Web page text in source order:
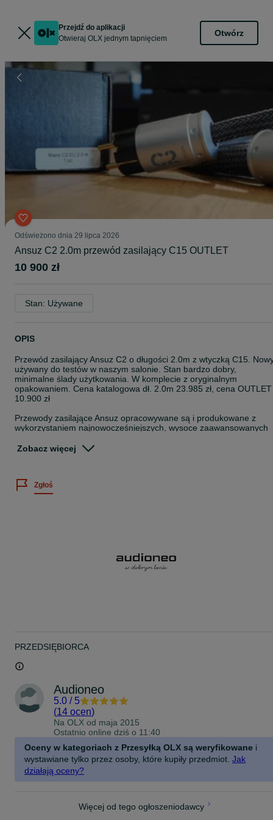
Przejdź do aplikacji
Otwieraj OLX jednym tapnięciem
Otwórz
Odświeżono dnia 29 lipca 2026
Ansuz C2 2.0m przewód zasilający C15 OUTLET
10 900 zł
Stan: Używane
OPIS
Przewód zasilający Ansuz C2 o długości 2.0m z wtyczką C15.
używany do testów w naszym salonie. Stan bardzo dobry,
minimalne ślady użytkowania. W komplecie z oryginalnym
opakowaniem. Cena katalogowa dł. 2.0m 23.985 zł, cena OUTLET
10.900 zł
Przewody zasilające Ansuz opracowywane są i produkowane z
wykorzystaniem najnowocześniejszych, wysoce zaawansowanych
uwalnia w nagraniach brzmienie zgodne z intencjami artysty. Aby to
zaimplementowane w niej technologie służące do osiągnięcia tych
celów, co przekłada się na zauważalny wzrost przejrzystości,
wykonano są z anodowanego aluminium. Dekorację stanowi
audio.
Uziemienie.
Przewód uziemiający i starannie zaprojektowane uziemienie.
miedzi.
Podwójnie odwrócona cewka spiralna.
Podwójnie odwrócona cewka spiralna zapewniające najniższą
indukcyjność. Technologia Ansuz DIHC (ang. double-inverted helix
coil) została zaprojektowana w celu osiągnięcia najniższej możliwej
indukcji. Parametr ten można znacznie obniżyć, gdy cewka i cewka
przeciwna są ciasno nawinięte w układzie podwójnej spirali. To
kluczowe osiągnięcie, które determinuje sposób, w jaki nawijamy i
konfigurujemy nasze kable audio, jest wbudowane w większość
Przeciwszumowa cewka rezonansowa RF.
Zobacz więcej
Zgłoś
PRZEDSIĘBIORCA
Audioneo
5.0 / 5
(14 ocen)
Na OLX od maja 2015
Ostatnio online dziś o 11:40
Oceny w kategoriach z Przesyłką OLX są weryfikowane i
wystawiane tylko przez osoby, które kupiły przedmiot. Jak
działają oceny?
Więcej od tego ogłoszeniodawcy